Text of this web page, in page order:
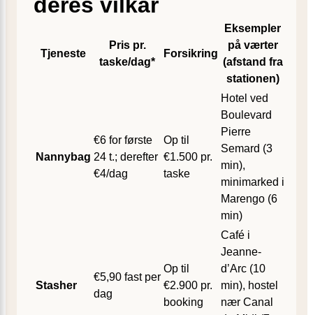
Tjeneste
Pris pr.
taske/dag*
Forsikring
Eksempler
på værter
(afstand fra
stationen)
Nannybag
€6 for første
24 t.; derefter
€4/dag
Op til
€1.500 pr.
taske
Hotel ved
Boulevard
Pierre
Semard (3
min),
minimarked i
Marengo (6
min)
Stasher
€5,90 fast per
dag
Op til
€2.900 pr.
booking
Café i
Jeanne-
d’Arc (10
min), hostel
nær Canal